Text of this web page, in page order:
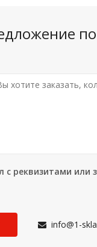
реквизитами или
info@1-